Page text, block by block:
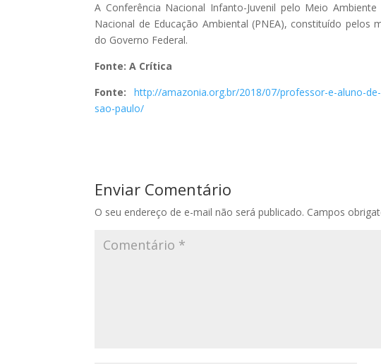
A Conferência Nacional Infanto-Juvenil pelo Meio
Nacional de Educação Ambiental (PNEA), constituído pelos
do Governo Federal.
Fonte: A Crítica
Fonte:http://amazonia.org.br/2018/07/professor-e-aluno-
sao-paulo/
Enviar Comentário
O seu endereço de e-mail não será publicado. Campos